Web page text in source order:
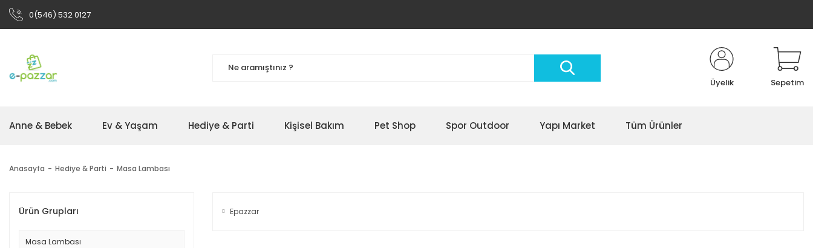
0(546) 532 0127
Üyelik Sepetim
Anne & Bebek Ev & Yaşam Hediye & Parti Kişisel Bakım Pet Shop Spor Outdoor Yapı Market Tüm Ürünler
Anasayfa Hediye & Parti Masa Lambası
Ürün Grupları
Masa Lambası
Epazzar